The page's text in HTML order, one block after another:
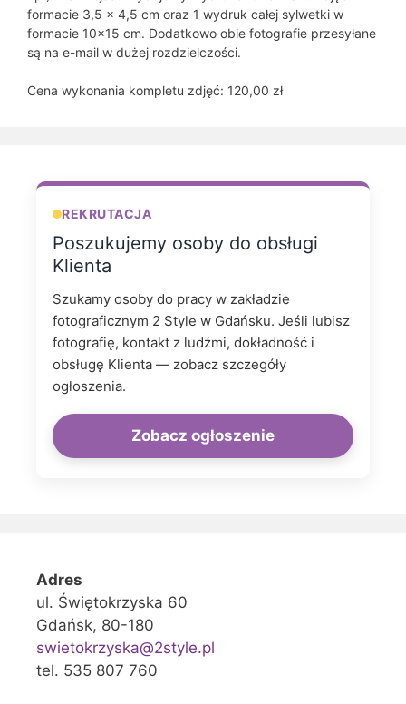
formacie 3,5 x 4,5 cm oraz 1 wydruk całej sylwetki w
formacie 10×15 cm. Dodatkowo obie fotografie przesyłane
są na e-mail w dużej rozdzielczości.
Cena wykonania kompletu zdjęć: 120,00 zł
REKRUTACJA
Poszukujemy osoby do obsługi
Klienta
Szukamy osoby do pracy w zakładzie
fotograficznym 2 Style w Gdańsku. Jeśli lubisz
fotografię, kontakt z ludźmi, dokładność i
obsługę Klienta — zobacz szczegóły
ogłoszenia.
Zobacz ogłoszenie
Adres
ul. Świętokrzyska 60
Gdańsk, 80-180
swietokrzyska@2style.pl
tel. 535 807 760